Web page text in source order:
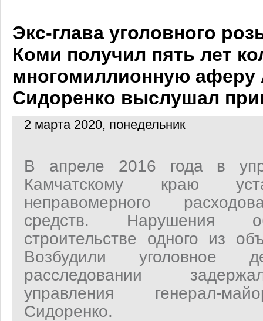
Экс-глава уголовного
Коми получил пять лет
многомиллионную аферу
Сидоренко выслушал
2 марта 2020, понедельник
В апреле 2016 года в
Камчатскому краю
неправомерного
средств. Нарушения
строительстве одного из
Возбудили
расследовании
управления генерал-
Сидоренко.